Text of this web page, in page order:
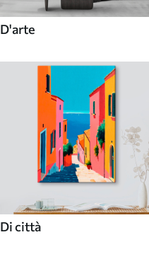
D'arte
Di città